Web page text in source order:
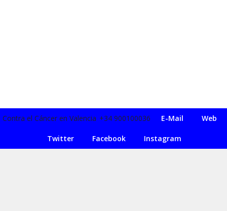
Contra el Cáncer en Valencia +34 900100036 E-Mail Web
Twitter Facebook Instagram